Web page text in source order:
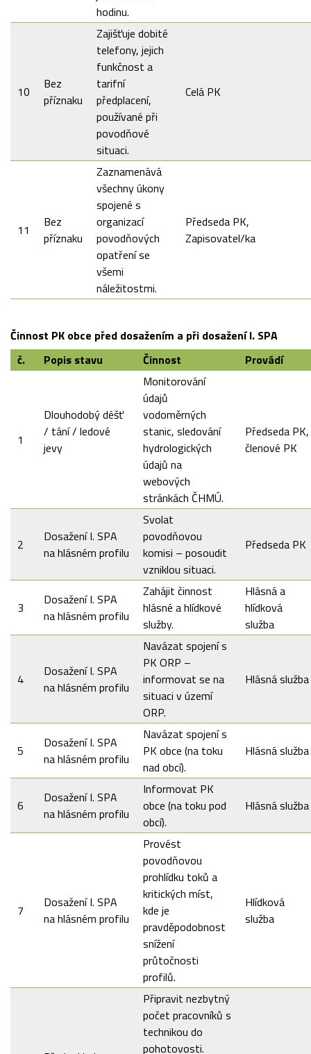
hodinu.
10
Bez
příznaku
Zajišťuje dobité
telefony, jejich
funkčnost a
tarifní
předplacení,
používané při
povodňové
situaci.
Celá PK
11
Bez
příznaku
Zaznamenává
všechny úkony
spojené s
organizací
povodňových
opatření se
všemi
náležitostmi.
Předseda PK,
Zapisovatel/ka
Činnost PK obce před dosažením a při dosažení I. SPA
č.
Popis stavu Činnost Provádí
1
Dlouhodobý déšť
/ tání / ledové
jevy
Monitorování
údajů
vodoměrných
stanic, sledování
hydrologických
údajů na
webových
stránkách ČHMÚ.
Předseda PK,
členové PK
2
Dosažení I. SPA
na hlásném profilu
Svolat
povodňovou
komisi – posoudit
vzniklou situaci.
Předseda PK
3
Dosažení I. SPA
na hlásném profilu
Zahájit činnost
hlásné a hlídkové
služby.
Hlásná a
hlídková
služba
4
Dosažení I. SPA
na hlásném profilu
Navázat spojení s
PK ORP –
informovat se na
situaci v území
ORP.
Hlásná služba
5
Dosažení I. SPA
na hlásném profilu
Navázat spojení s
PK obce (na toku
nad obcí).
Hlásná služba
6
Dosažení I. SPA
na hlásném profilu
Informovat PK
obce (na toku pod
obcí).
Hlásná služba
7
Dosažení I. SPA
na hlásném profilu
Provést
povodňovou
prohlídku toků a
kritických míst,
kde je
pravděpodobnost
snížení
průtočnosti
profilů.
Hlídková
služba
Připravit nezbytný
počet pracovníků s
technikou do
pohotovosti.